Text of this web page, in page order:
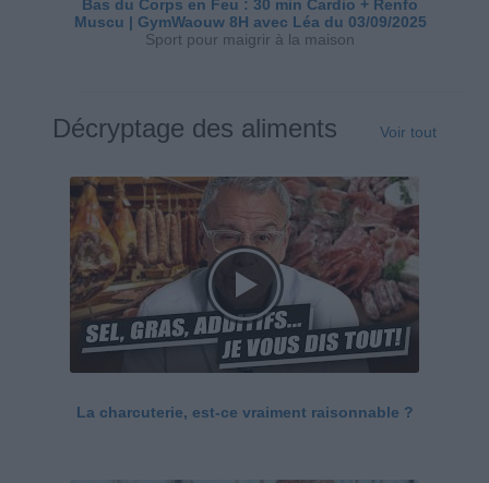
Bas du Corps en Feu : 30 min Cardio + Renfo
Muscu | GymWaouw 8H avec Léa du 03/09/2025
Sport pour maigrir à la maison
Décryptage des aliments Voir tout
La charcuterie, est-ce vraiment raisonnable ?